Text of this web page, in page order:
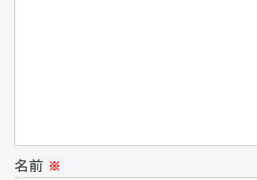
名前 ※